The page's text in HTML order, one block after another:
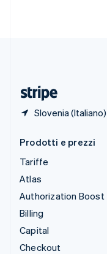
Slovenia (Italiano)
Prodotti e prezzi
Tariffe
Atlas
Authorization Boost
Billing
Capital
Checkout